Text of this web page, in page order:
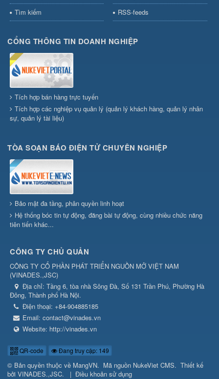
Tìm kiếm
RSS-feeds
CỔNG THÔNG TIN DOANH NGHIỆP
Tích hợp bán hàng trực tuyến
Tích hợp các nghiệp vụ quản lý (quản lý khách hàng, quản lý nhân
sự, quản lý tài liệu)
TÒA SOẠN BÁO ĐIỆN TỬ CHUYÊN NGHIỆP
Bảo mật đa tầng, phân quyền linh hoạt
Hệ thống bóc tin tự động, đăng bài tự động, cùng nhiều chức năng
tiên tiến khác...
CÔNG TY CHỦ QUẢN
CÔNG TY CỔ PHẦN PHÁT TRIỂN NGUỒN MỞ VIỆT NAM
(VINADES.,JSC)
Địa chỉ: Tầng 6, tòa nhà Sông Đà, Số 131 Trần Phú, Phường Hà
Đông, Thành phố Hà Nội.
Điện thoại: +84-904885185
Email: contact@vinades.vn
Website: http://vinades.vn
QR-code Đang truy cập: 149
© Bản quyền thuộc về MangVN. Mã nguồn NukeViet CMS. Thiết kế
bởi VINADES.,JSC. | Điều khoản sử dụng